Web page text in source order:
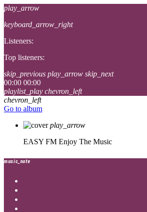
play_arrow
keyboard_arrow_right
Listeners:
Top listeners:
skip_previous play_arrow skip_next
00:00 00:00
playlist_play chevron_left
chevron_left
Go to album
play_arrow
EASY FM Enjoy The Music
music_note